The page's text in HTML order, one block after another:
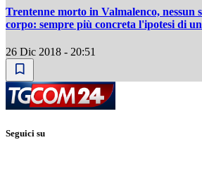
Trentenne morto in Valmalenco, nessun
corpo: sempre più concreta l'ipotesi di
26 Dic 2018 - 20:51
Seguici su